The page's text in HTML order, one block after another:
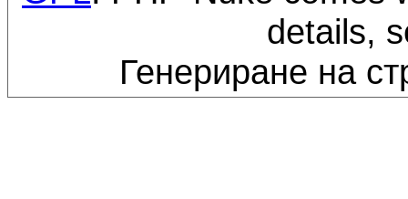
details,
Генериране на